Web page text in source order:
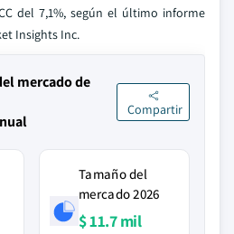
del 7,1%, según el último informe
Insights Inc.
mercado de
Compartir
Tamaño del
mercado 2026
$ 11.7 mil